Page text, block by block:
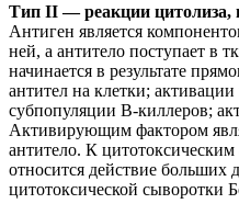
Тип II — реакции цитолиза,
Антиген является
ней, а антитело поступает в
начинается в результате
антител на клетки;
субпопуляции В-киллеров;
Активирующим фактором
антитело. К
относится действие больших
цитотоксической сыворотки